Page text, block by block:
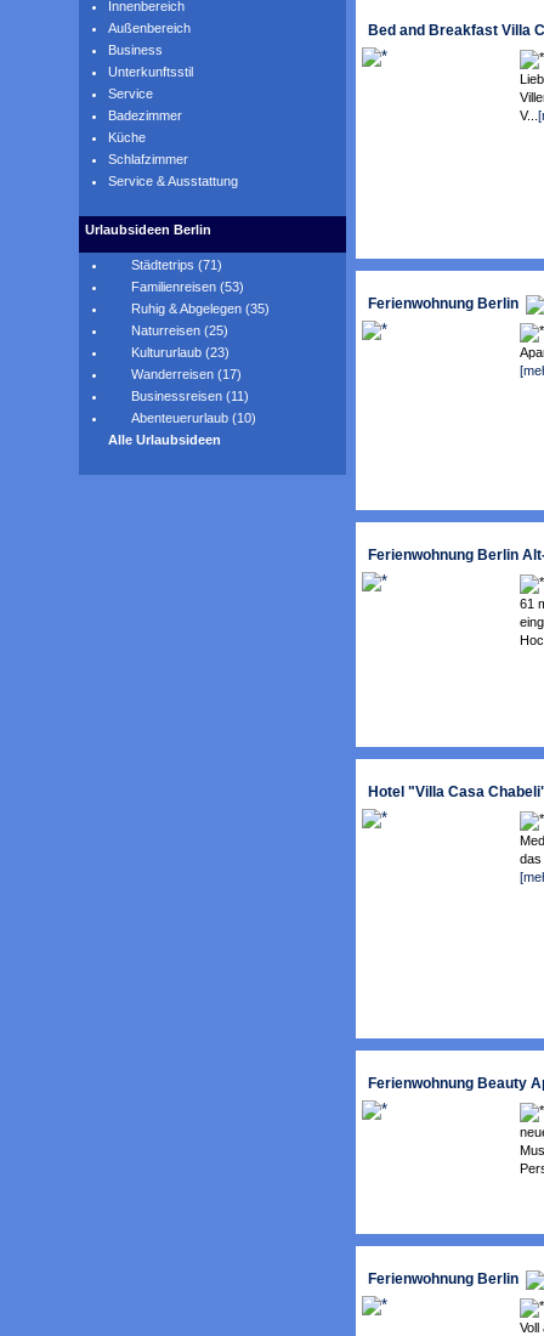
Innenbereich
Außenbereich
Business
Unterkunftsstil
Service
Badezimmer
Küche
Schlafzimmer
Service & Ausstattung
Urlaubsideen Berlin
Städtetrips (71)
Familienreisen (53)
Ruhig & Abgelegen (35)
Naturreisen (25)
Kultururlaub (23)
Wanderreisen (17)
Businessreisen (11)
Abenteuerurlaub (10)
Alle Urlaubsideen
Bed and Breakfast Villa
V...
Ferienwohnung Berlin
Ferienwohnung Berlin
61
Hotel "Villa Casa
das
Ferienwohnung Beauty
Ferienwohnung Berlin
Voll